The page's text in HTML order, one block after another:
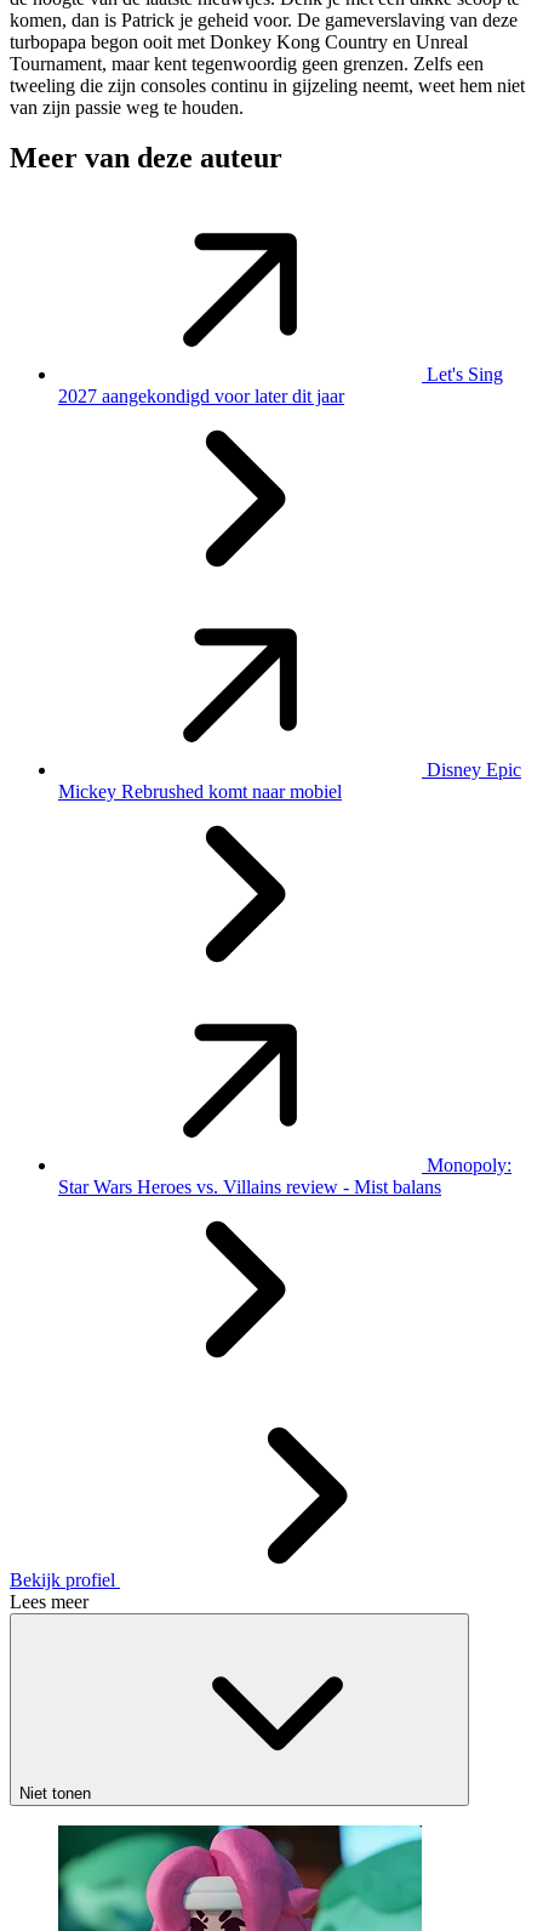
komen, dan is Patrick je geheid voor. De gameverslaving van deze
turbopapa begon ooit met Donkey Kong Country en Unreal
Tournament, maar kent tegenwoordig geen grenzen. Zelfs een
tweeling die zijn consoles continu in gijzeling neemt, weet hem niet
van zijn passie weg te houden.
Meer van deze auteur
Let's Sing
2027 aangekondigd voor later dit jaar
Disney Epic
Mickey Rebrushed komt naar mobiel
Monopoly:
Star Wars Heroes vs. Villains review - Mist balans
Bekijk profiel
Lees meer
Niet tonen